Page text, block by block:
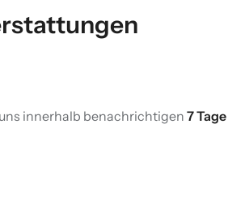
innerhalb benachrichtigen 7 Tage